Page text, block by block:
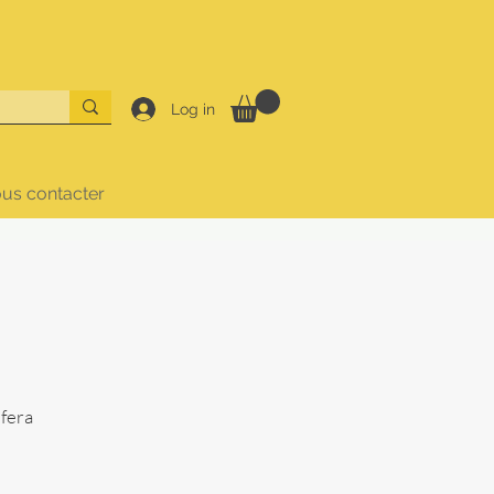
Log in
contacter